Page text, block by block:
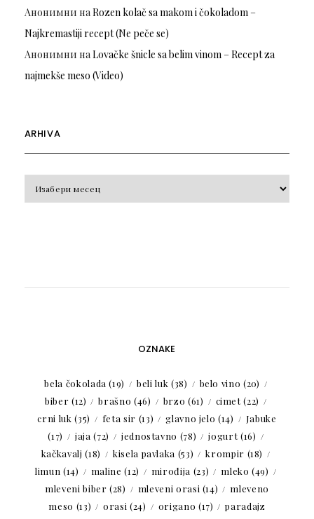
Анонимни наRozen kolač sa makom i čokoladom –
Najkremastiji recept (Ne peče se)
Анонимни наLovačke šnicle sa belim vinom – Recept za
najmekše meso (Video)
ARHIVA
OZNAKE
bela čokolada (19) beli luk (38) belo vino (20)
biber (12) brašno (46) brzo (61) cimet(22)
crni luk (35) feta sir (13) glavno jelo (14)
Jabuke
(17)
jaja (72) jednostavno (78) jogurt(16)
kačkavalj (18) kisela pavlaka (53) krompir (18)
limun (14) maline (12) mirođija (23) mleko (49)
mleveni biber (28) mleveni orasi (14)
mleveno
meso (13) orasi (24) origano (17)
paradajz